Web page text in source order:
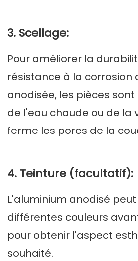
3. Scellage:
Pour améliorer la
résistance à la corrosion
anodisée, les pièces
de l'eau chaude ou de la
ferme les pores de la
4. Teinture (facultatif):
L'aluminium anodisé
différentes couleurs
pour obtenir l'aspect
souhaité.